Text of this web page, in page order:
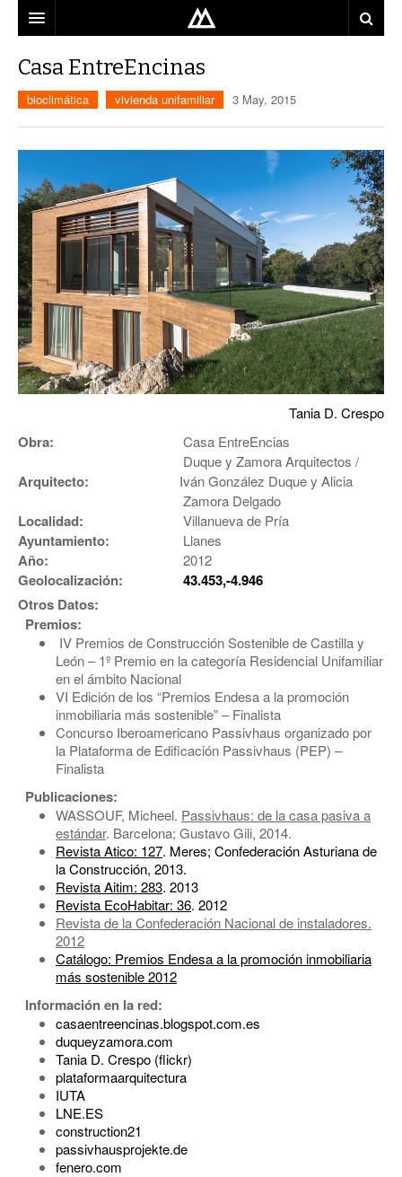
LOCALIZACIÓN
MAPA
EQUIPO
BLOG
CONTACTO
Casa EntreEncinas
bioclimática vivienda unifamiliar 3 May, 2015
Tania D. Crespo
Obra: Casa EntreEncias
Arquitecto:
Duque y Zamora Arquitectos /
Iván González Duque y Alicia
Zamora Delgado
Localidad: Villanueva de Pría
Ayuntamiento: Llanes
Año: 2012
Geolocalización:
43.453,-4.946
Otros Datos:
Premios:
IV Premios de Construcción Sostenible de Castilla y
León – 1º Premio en la categoría Residencial Unifamiliar
en el ámbito Nacional
VI Edición de los “Premios Endesa a la promoción
inmobiliaria más sostenible” – Finalista
Concurso Iberoamericano Passivhaus organizado por
la Plataforma de Edificación Passivhaus (PEP) –
Finalista
Publicaciones:
WASSOUF, Micheel. Passivhaus: de la casa pasiva a
estándar. Barcelona; Gustavo Gili, 2014.
Revista Atico: 127. Meres; Confederación Asturiana de
la Construcción, 2013.
Revista Aitim: 283. 2013
Revista EcoHabitar: 36. 2012
Revista de la Confederación Nacional de instaladores.
2012
Catálogo: Premios Endesa a la promoción inmobiliaria
más sostenible 2012
Información en la red:
casaentreencinas.blogspot.com.es
duqueyzamora.com
Tania D. Crespo (flickr)
plataformaarquitectura
IUTA
LNE.ES
construction21
passivhausprojekte.de
fenero.com